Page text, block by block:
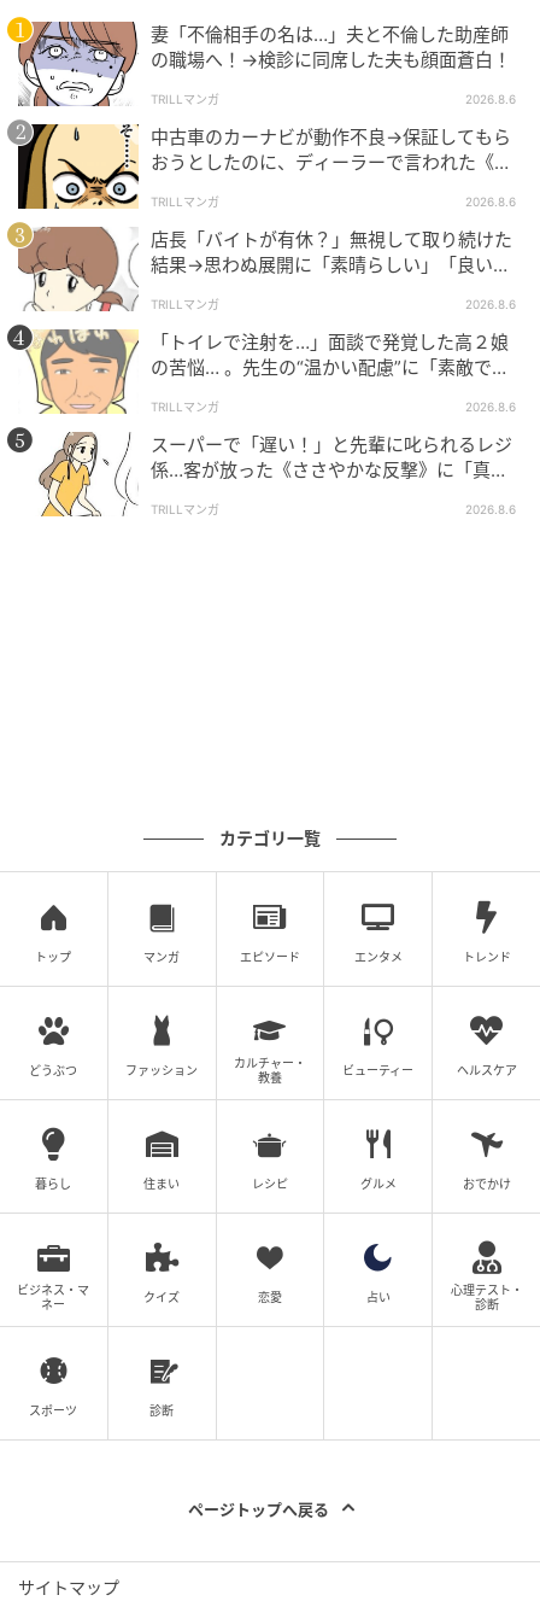
妻「不倫相手の名は…」夫と不倫した助産師
の職場へ！→検診に同席した夫も顔面蒼白！
TRILLマンガ 2026.8.6
中古車のカーナビが動作不良→保証してもら
おうとしたのに、ディーラーで言われた《事
TRILLマンガ 2026.8.6
店長「バイトが有休？」無視して取り続けた
結果→思わぬ展開に「素晴らしい」「良いこ
TRILLマンガ 2026.8.6
「トイレで注射を…」面談で発覚した高２娘
の苦悩… 。先生の“温かい配慮”に「素敵です
TRILLマンガ 2026.8.6
スーパーで「遅い！」と先輩に叱られるレジ
係…客が放った《ささやかな反撃》に「真似
TRILLマンガ 2026.8.6
カテゴリ一覧
トップ マンガ エピソード エンタメ トレンド
どうぶつ ファッション
カルチャー・
教養
ビューティー ヘルスケア
暮らし 住まい レシピ グルメ おでかけ
ビジネス・マ
ネー
クイズ 恋愛 占い
心理テスト・
診断
スポーツ 診断
ページトップへ戻る
サイトマップ